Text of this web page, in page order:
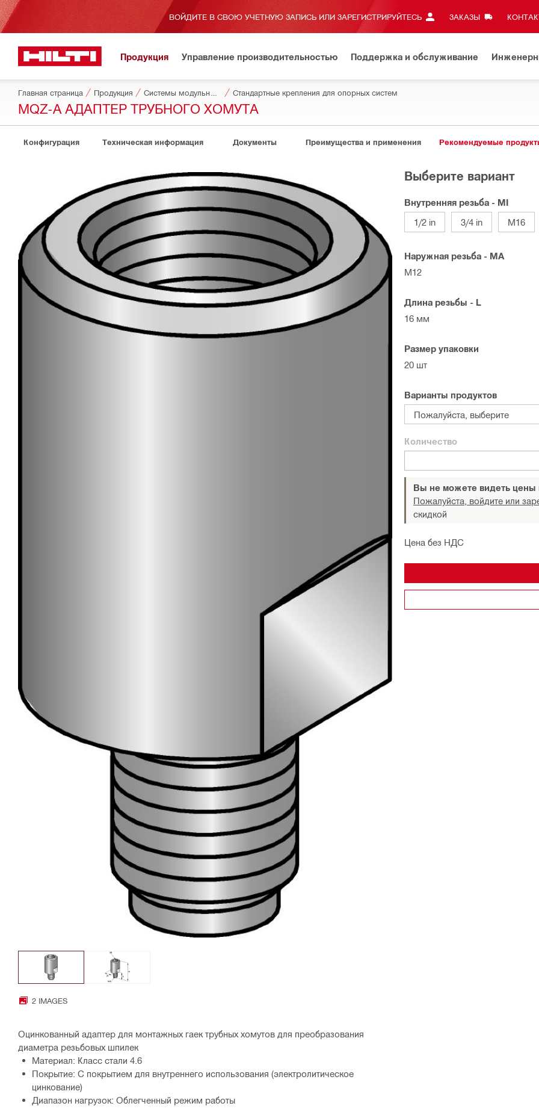
ВОЙДИТЕ В СВОЮ УЧЕТНУЮ ЗАПИСЬ ИЛИ ЗАРЕГИСТРИРУЙТЕСЬ ЗАКАЗЫ
Продукция Управление производительностью Поддержка и обслуживание
Главная страница Продукция Стандартные крепления для опорных систем
MQZ-A АДАПТЕР ТРУБНОГО ХОМУТА
Конфигурация Техническая информация Документы Преимущества и применения Рекомендуемые
2 IMAGES
Оцинкованный адаптер для монтажных гаек трубных хомутов для преобразования
диаметра резьбовых шпилек
Материал: Класс стали 4.6
Покрытие: С покрытием для внутреннего использования (электролитическое
цинкование)
Диапазон нагрузок: Облегченный режим работы
Выберите вариант
Внутренняя резьба - MI
1/2 in
3/4 in M16
Наружная резьба - MA
M12
Длина резьбы - L
16 мм
Размер упаковки
20 шт
Варианты продуктов
Пожалуйста, выберите
Количество
Вы не можете видеть цены
Пожалуйста, войдите или
скидкой
Цена без НДС